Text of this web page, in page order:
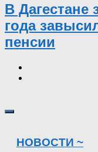
В Дагестане
года
пенсии
НОВОСТИ ~